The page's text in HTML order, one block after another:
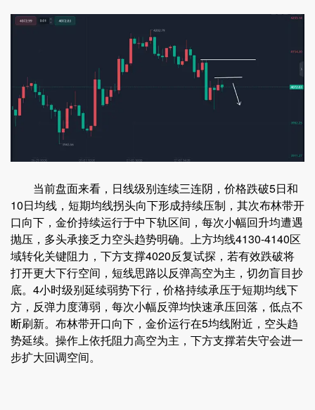
当前盘面来看，日线级别连续三连阴，价格跌破5日和
10日均线，短期均线拐头向下形成持续压制，其次布林带开
口向下，金价持续运行于中下轨区间，每次小幅回升均遭遇
抛压，多头承接乏力空头趋势明确。上方均线4130-4140区
域转化关键阻力，下方支撑4020反复试探，若有效跌破将
打开更大下行空间，短线思路以反弹高空为主，切勿盲目抄
底。4小时级别延续弱势下行，价格持续承压于短期均线下
方，反弹力度薄弱，每次小幅反弹均快速承压回落，低点不
断刷新。布林带开口向下，金价运行在5均线附近，空头趋
势延续。操作上依托阻力高空为主，下方支撑若失守会进一
步扩大回调空间。